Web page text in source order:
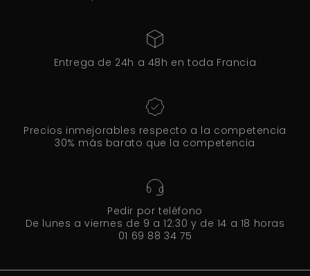
Entrega de 24h a 48h en toda Francia
Precios inmejorables respecto a la competencia
30% más barato que la competencia
Pedir por teléfono
De lunes a viernes de 9 a 12:30 y de 14 a 18 horas
01 69 88 34 75